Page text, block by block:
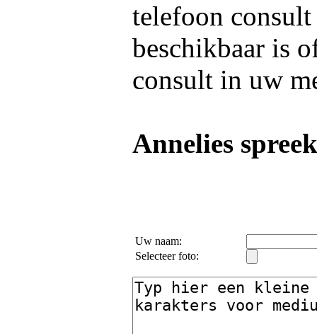
telefoon
beschikbaar is
consult in uw
Annelies
Uw naam:
Selecteer foto: